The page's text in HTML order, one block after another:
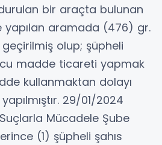
bir araçta bulunan
yapılan aramada (476) gr.
olup; şüpheli
madde ticareti yapmak
kullanmaktan dolayı
29/01/2024
Mücadele Şube
(1) şüpheli şahıs